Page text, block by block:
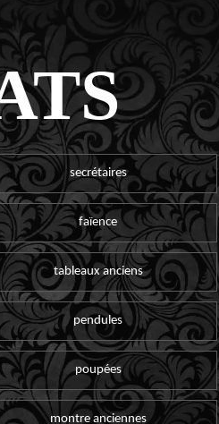
secrétaires
faïence
tableaux anciens
pendules
poupées
montre anciennes